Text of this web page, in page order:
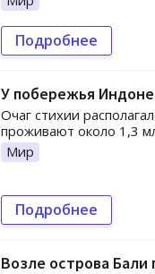
Подробнее
У побережья
Очаг стихии
проживают около 1,3
Мир
Подробнее
Возле острова